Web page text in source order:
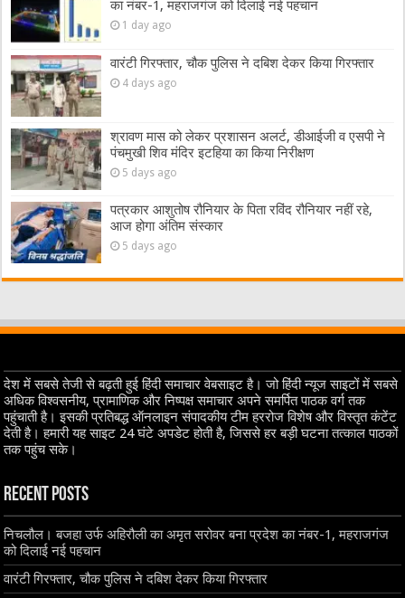
का नंबर-1, महराजगंज को दिलाई नई पहचान
1 day ago
वारंटी गिरफ्तार, चौक पुलिस ने दबिश देकर किया गिरफ्तार
4 days ago
श्रावण मास को लेकर प्रशासन अलर्ट, डीआईजी व एसपी ने
पंचमुखी शिव मंदिर इटहिया का किया निरीक्षण
5 days ago
पत्रकार आशुतोष रौनियार के पिता रविंद रौनियार नहीं रहे,
आज होगा अंतिम संस्कार
5 days ago
देश में सबसे तेजी से बढ़ती हुई हिंदी समाचार वेबसाइट है। जो हिंदी न्यूज साइटों में सबसे
अधिक विश्वसनीय, प्रामाणिक और निष्पक्ष समाचार अपने समर्पित पाठक वर्ग तक
पहुंचाती है। इसकी प्रतिबद्ध ऑनलाइन संपादकीय टीम हररोज विशेष और विस्तृत कंटेंट
देती है। हमारी यह साइट 24 घंटे अपडेट होती है, जिससे हर बड़ी घटना तत्काल पाठकों
तक पहुंच सके।
Recent Posts
निचलौल। बजहा उर्फ अहिरौली का अमृत सरोवर बना प्रदेश का नंबर-1, महराजगंज
को दिलाई नई पहचान
वारंटी गिरफ्तार, चौक पुलिस ने दबिश देकर किया गिरफ्तार